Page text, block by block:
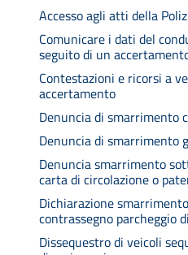
Accesso agli atti della
Comunicare i dati del
seguito di un
Contestazioni e ricorsi a
accertamento
Denuncia di smarrimento
Denuncia di smarrimento
Denuncia smarrimento
carta di circolazione o
Dichiarazione
contrassegno parcheggio
Dissequestro di veicoli